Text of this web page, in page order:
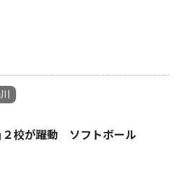
２校が躍動 ソフトボール